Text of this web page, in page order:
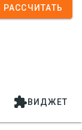
РАССЧИТАТЬ
ВИДЖЕТ